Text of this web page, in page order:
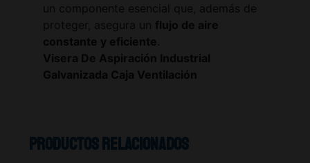
un componente esencial que, además de
proteger, asegura un flujo de aire
constante y eficiente
Visera De Aspiración Industrial
Galvanizada Caja Ventilación
Productos relacionados